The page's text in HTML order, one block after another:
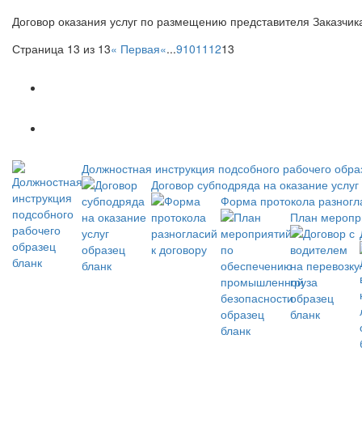
Договор оказания услуг по размещению представителя
Страница 13 из 13« Первая«...91011 1213
Должностная инструкция подсобного рабочего
Договор субподряда на оказание
Форма протокола
План